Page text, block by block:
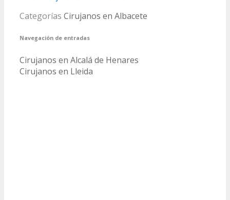
Categorías Cirujanos en Albacete
Navegación de entradas
Cirujanos en Alcalá de Henares
Cirujanos en Lleida